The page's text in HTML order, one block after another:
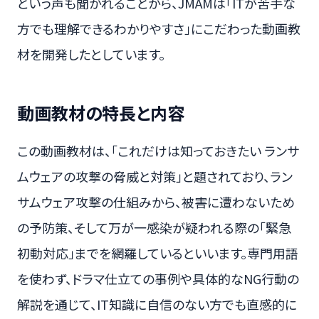
方でも理解できるわかりやすさ」にこだわった動画教
材を開発したとしています。
動画教材の特長と内容
この動画教材は、「これだけは知っておきたい ランサ
ムウェアの攻撃の脅威と対策」と題されており、ラン
サムウェア攻撃の仕組みから、被害に遭わないため
の予防策、そして万が一感染が疑われる際の「緊急
初動対応」までを網羅しているといいます。専門用語
を使わず、ドラマ仕立ての事例や具体的なNG行動の
解説を通じて、IT知識に自信のない方でも直感的に